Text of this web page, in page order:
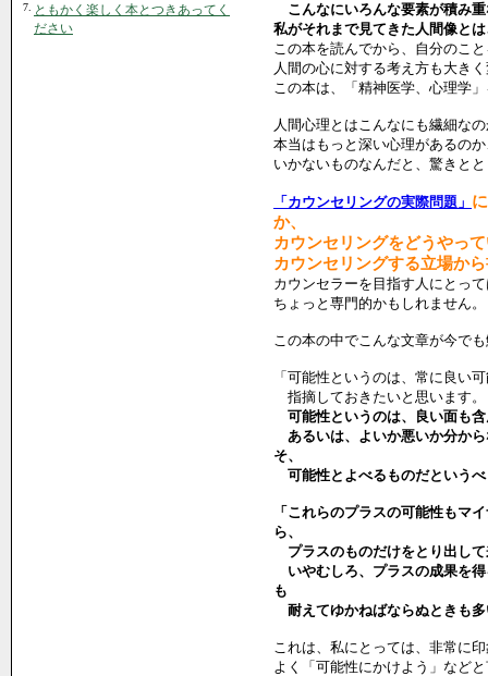
7.
ともかく楽しく本とつきあってく
ださい
こんなにいろんな要素が積み
私がそれまで見てきた人間像と
この本を読んでから、自分のこ
人間の心に対する考え方も大き
この本は、「精神医学、心理学
人間心理とはこんなにも繊細な
本当はもっと深い心理があるの
いかないものなんだと、驚きと
「カウンセリングの実際問題」
か、
カウンセリングをどうやっ
カウンセリングする立場か
カウンセラーを目指す人にとっ
ちょっと専門的かもしれません。
この本の中でこんな文章が今で
「可能性というのは、常に良い
指摘しておきたいと思います
可能性というのは、良い面も
あるいは、よいか悪いか分か
そ、
可能性とよべるものだという
「これらのプラスの可能性もマ
ら、
プラスのものだけをとり出し
いやむしろ、プラスの成果を
も
耐えてゆかねばならぬときも
これは、私にとっては、非常に
よく「可能性にかけよう」など